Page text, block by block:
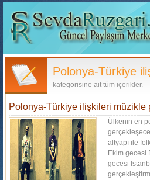
Polonya-Türkiye
kategorisine ait tüm içerikler.
Polonya-Türkiye ilişkileri müzikle
Ülkenin en
altyapı ile
Ekim gecesi
gecesi